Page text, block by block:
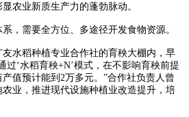
农业新质生产力的蓬勃脉动。
需要全方位、多途径开发食物资源。
稻种植专业合作社的育秧大棚内，早
过‘水稻育秧+N’模式，在不影响育秧前提
值预计能到2万多元。”合作社负责人曾
业，推进现代设施种植业改造提升，培